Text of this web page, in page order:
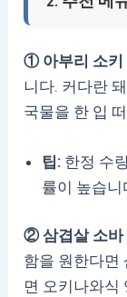
① 아부리 소키
니다. 커다란
국물을 한 입
팁: 한정 수
률이 높습니
② 삼겹살 소바
함을 원한다면
면 오키나와식